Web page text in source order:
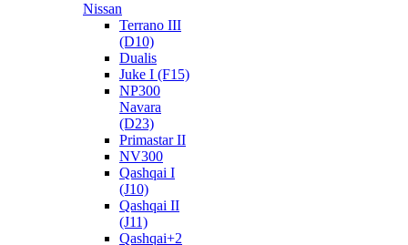
Nissan
Terrano III
(D10)
Dualis
Juke I (F15)
NP300
Navara
(D23)
Primastar II
NV300
Qashqai I
(J10)
Qashqai II
(J11)
Qashqai+2